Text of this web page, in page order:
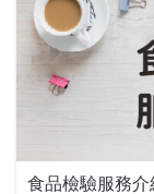
食品檢驗服務介